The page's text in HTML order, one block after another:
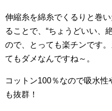
伸縮糸を綿糸でくるりと巻
ることで、“ちょうどいい、
ので、とっても楽チンです
てもダメなんですね～。
コットン100％なので吸水
も抜群！